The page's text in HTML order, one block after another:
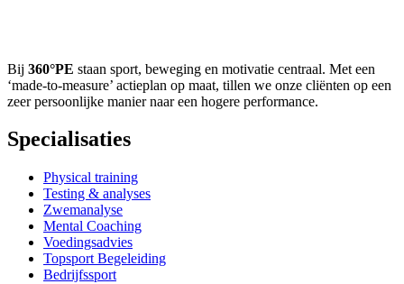
Bij 360°PE staan sport, beweging en motivatie centraal. Met een
‘made-to-measure’ actieplan op maat, tillen we onze cliënten op een
zeer persoonlijke manier naar een hogere performance.
Specialisaties
Physical training
Testing & analyses
Zwemanalyse
Mental Coaching
Voedingsadvies
Topsport Begeleiding
Bedrijfssport